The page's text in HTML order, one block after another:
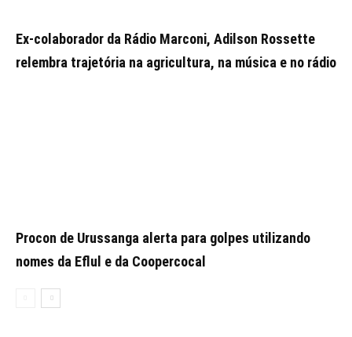
Ex-colaborador da Rádio Marconi, Adilson Rossette
relembra trajetória na agricultura, na música e no rádio
Procon de Urussanga alerta para golpes utilizando
nomes da Eflul e da Coopercocal